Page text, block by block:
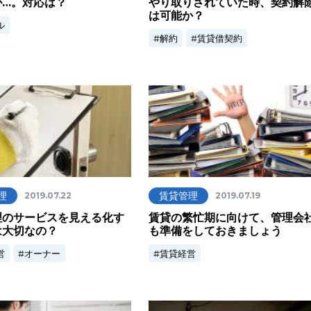
は可能か？
解約 賃貸借契約
2019.07.22
サービスを見える化す
切なの？
オーナー
賃貸管理 2019.07.19
賃貸の繁忙期に向けて、管理会
も準備をしておきましょう
賃貸経営